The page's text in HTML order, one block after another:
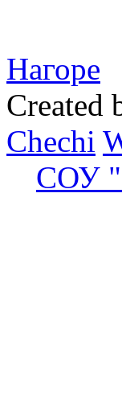
Нагоре
Created
Chechi
СОУ